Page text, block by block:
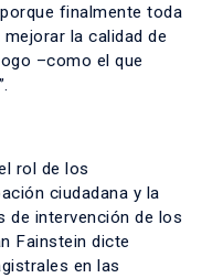
finalmente toda
la calidad de
–como el que
rol de los
ciudadana y la
de intervención de los
Fainstein dicte
en las